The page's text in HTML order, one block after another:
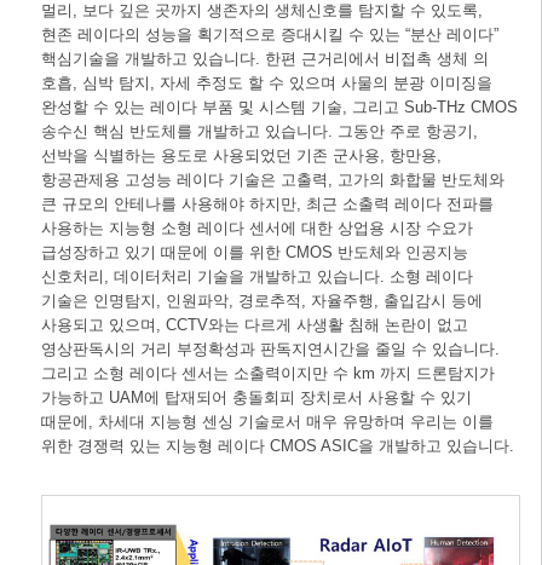
멀리, 보다 깊은 곳까지 생존자의 생체신호를 탐지할 수 있도록,
현존 레이다의 성능을 획기적으로 증대시킬 수 있는 “분산 레이다”
핵심기술을 개발하고 있습니다. 한편 근거리에서 비접촉 생체 의
호흡, 심박 탐지, 자세 추정도 할 수 있으며 사물의 분광 이미징을
완성할 수 있는 레이다 부품 및 시스템 기술, 그리고 Sub-THz CMOS
송수신 핵심 반도체를 개발하고 있습니다. 그동안 주로 항공기,
선박을 식별하는 용도로 사용되었던 기존 군사용, 항만용,
항공관제용 고성능 레이다 기술은 고출력, 고가의 화합물 반도체와
큰 규모의 안테나를 사용해야 하지만, 최근 소출력 레이다 전파를
사용하는 지능형 소형 레이다 센서에 대한 상업용 시장 수요가
급성장하고 있기 때문에 이를 위한 CMOS 반도체와 인공지능
신호처리, 데이터처리 기술을 개발하고 있습니다. 소형 레이다
기술은 인명탐지, 인원파악, 경로추적, 자율주행, 출입감시 등에
사용되고 있으며, CCTV와는 다르게 사생활 침해 논란이 없고
영상판독시의 거리 부정확성과 판독지연시간을 줄일 수 있습니다.
그리고 소형 레이다 센서는 소출력이지만 수 km 까지 드론탐지가
가능하고 UAM에 탑재되어 충돌회피 장치로서 사용할 수 있기
때문에, 차세대 지능형 센싱 기술로서 매우 유망하며 우리는 이를
위한 경쟁력 있는 지능형 레이다 CMOS ASIC을 개발하고 있습니다.